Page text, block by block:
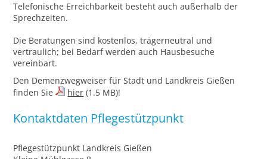
Telefonische Erreichbarkeit besteht auch außerhalb der
Sprechzeiten.
Die Beratungen sind kostenlos, trägerneutral und
vertraulich; bei Bedarf werden auch Hausbesuche
vereinbart.
Den Demenzwegweiser für Stadt und Landkreis Gießen
finden Sie
hier (1.5 MB)!
Kontaktdaten Pflegestützpunkt
Pflegestützpunkt Landkreis Gießen